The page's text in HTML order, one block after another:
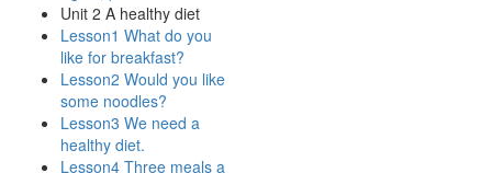
Unit 2 A healthy diet
Lesson1 What do you
like for breakfast?
Lesson2 Would you like
some noodles?
Lesson3 We need a
healthy diet.
Lesson4 Three meals a